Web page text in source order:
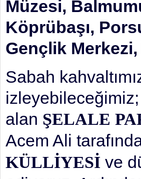
Müzesi,
Köprübaşı,
Gençlik
Sabah
alan ŞELALE
Acem Ali
KÜLLİYESİ ve